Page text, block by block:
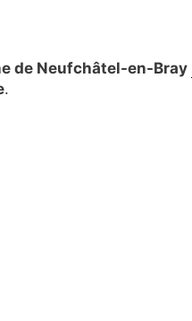
de Neufchâtel-en-Bray
.